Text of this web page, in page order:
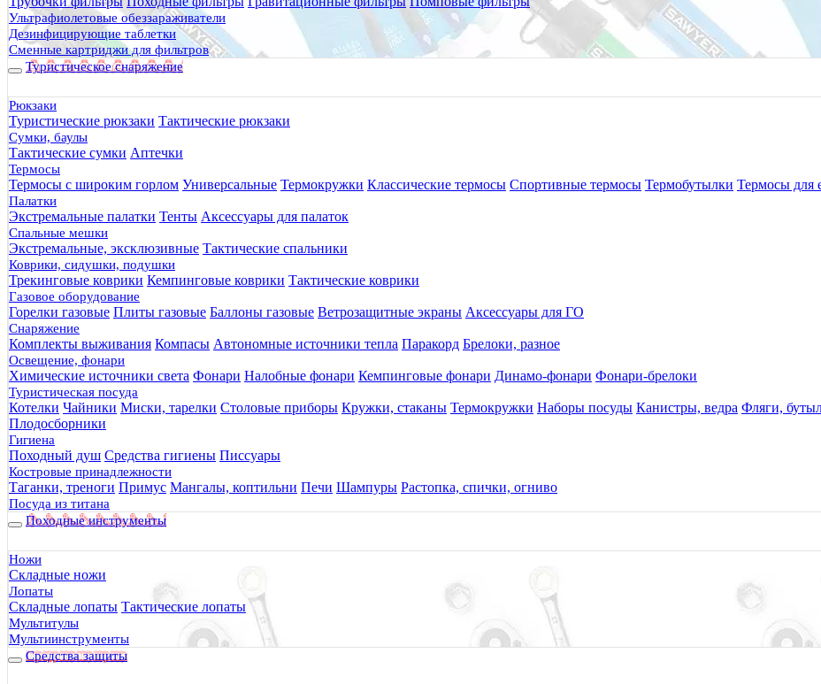
Ультрафиолетовые обеззараживатели
Дезинфицирующие таблетки
Сменные картриджи для фильтров
Туристическое снаряжение
Рюкзаки
Туристические рюкзаки Тактические рюкзаки
Сумки, баулы
Тактические сумки Аптечки
Термосы
Термосы с широким горлом Универсальные Термокружки Классические термосы Спортивные термосы Термобутылки Термосы для
Палатки
Экстремальные палатки Тенты Аксессуары для палаток
Спальные мешки
Экстремальные, эксклюзивные Тактические спальники
Коврики, сидушки, подушки
Трекинговые коврики Кемпинговые коврики Тактические коврики
Газовое оборудование
Горелки газовые Плиты газовые Баллоны газовые Ветрозащитные экраны Аксессуары для ГО
Снаряжение
Комплекты выживания Компасы Автономные источники тепла Паракорд Брелоки, разное
Освещение, фонари
Химические источники света Фонари Налобные фонари Кемпинговые фонари Динамо-фонари Фонари-брелоки
Туристическая посуда
Котелки Чайники Миски, тарелки Столовые приборы Кружки, стаканы Термокружки Наборы посуды Канистры, ведра Фляги,
Плодосборники
Гигиена
Походный душ Средства гигиены Писсуары
Костровые принадлежности
Таганки, треноги Примус Мангалы, коптильни Печи Шампуры Растопка, спички, огниво
Посуда из титана
Походные инструменты
Ножи
Складные ножи
Лопаты
Складные лопаты Тактические лопаты
Мультитулы
Мультиинструменты
Средства защиты